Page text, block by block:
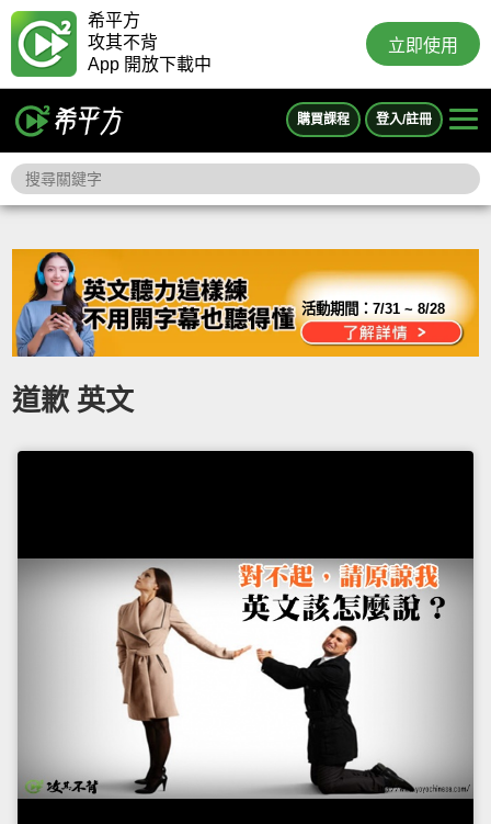
希平方
攻其不背
App 開放下載中
立即使用
購買課程 登入/註冊
活動期間：7/31 ~ 8/28
道歉 英文